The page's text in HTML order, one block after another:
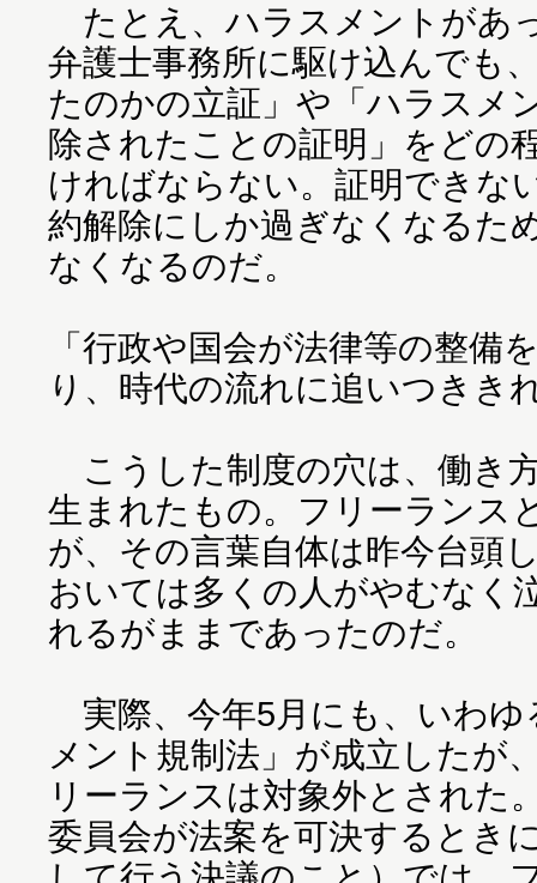
たとえ、ハラスメントがあ
弁護士事務所に駆け込んでも
たのかの立証」や「ハラスメ
除されたことの証明」をどの
ければならない。証明できな
約解除にしか過ぎなくなるた
なくなるのだ。
「行政や国会が法律等の整備
り、時代の流れに追いつきき
こうした制度の穴は、働き
生まれたもの。フリーランス
が、その言葉自体は昨今台頭
おいては多くの人がやむなく
れるがままであったのだ。
実際、今年5月にも、いわゆ
メント規制法」が成立したが
リーランスは対象外とされた
委員会が法案を可決するとき